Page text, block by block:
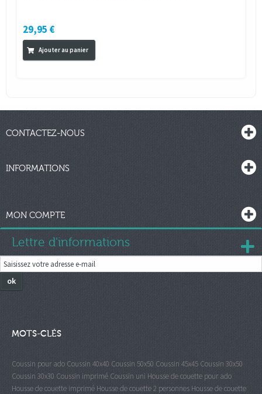
29,95 €
Ajouter au panier
CONTACTEZ-NOUS
INFORMATIONS
MON COMPTE
Lettre d'informations
ok
MOTS-CLÉS
Coussin pour ado Coussin 40x40 Coussin 50x50 Coussin 45x45Coussin 30x50
Coussin 30x30 Coussin imprimé Coussin uni Housse de couette pour ado
Housse de couette imprimé Housse de couette 2 personnes Housse de couette